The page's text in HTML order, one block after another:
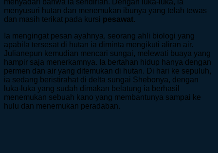
menyusuri hutan dan menemukan ibunya yang telah tewas
dan masih terikat pada kursi pesawat.
Ia mengingat pesan ayahnya, seorang ahli biologi yang
apabila tersesat di hutan ia diminta mengikuti aliran air.
Julianepun kemudian mencari sungai, melewati buaya yang
hampir saja menerkamnya. Ia bertahan hidup hanya dengan
permen dan air yang ditemukan di hutan. Di hari ke sepuluh,
ia sedang beristirahat di delta sungai Shebonya, dengan
luka-luka yang sudah dimakan belatung ia berhasil
menemukan sebuah kano yang membantunya sampai ke
hulu dan menemukan peradaban.